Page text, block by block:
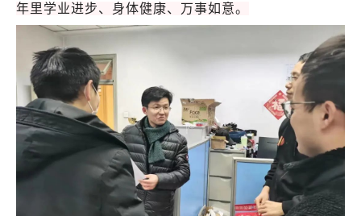
年里学业进步、身体健康、万事如意。